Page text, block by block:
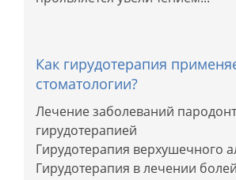
Как гирудотерапия
стоматологии?
Лечение заболеваний
гирудотерапией
Гирудотерапия верхушечного
Гирудотерапия в лечении